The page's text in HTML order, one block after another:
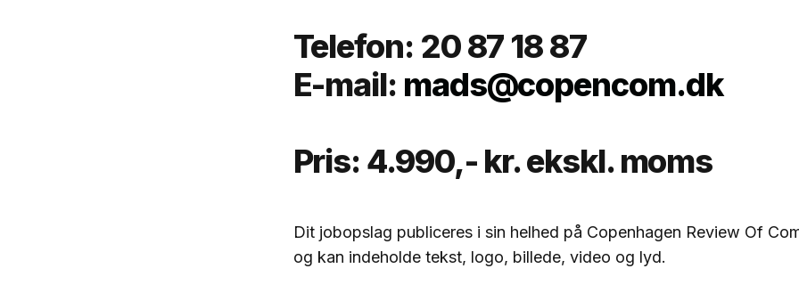
Telefon: 20 87 18 87
E-mail: mads@copencom.dk
Pris: 4.990,- kr. ekskl. moms
Dit jobopslag publiceres i sin helhed på Copenhagen Review Of
og kan indeholde tekst, logo, billede, video og lyd.